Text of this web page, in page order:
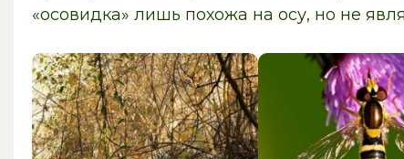
«осовидка» лишь похожа на осу, но не